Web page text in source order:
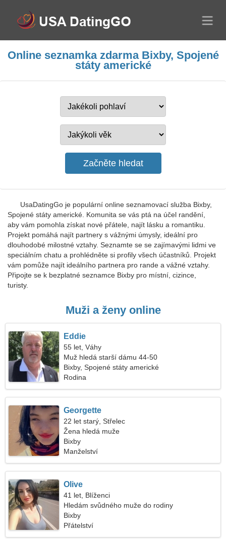
Online seznamka zdarma Bixby, Spojené
státy americké
UsaDatingGo je populární online seznamovací služba Bixby,
Spojené státy americké. Komunita se vás ptá na účel randění,
aby vám pomohla získat nové přátele, najít lásku a romantiku.
Projekt pomáhá najít partnery s vážnými úmysly, ideální pro
dlouhodobé milostné vztahy. Seznamte se se zajímavými lidmi ve
speciálním chatu a prohlédněte si profily všech účastníků. Projekt
vám pomůže najít ideálního partnera pro rande a vážné vztahy.
Připojte se k bezplatné seznamce Bixby pro místní, cizince,
turisty.
Muži a ženy online
Eddie
55 let, Váhy
Muž hledá starší dámu 44-50
Bixby, Spojené státy americké
Rodina
Georgette
22 let starý, Střelec
Žena hledá muže
Bixby
Manželství
Olive
41 let, Blíženci
Hledám svůdného muže do rodiny
Bixby
Přátelství